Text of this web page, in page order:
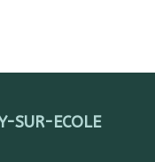
SUR-ECOLE